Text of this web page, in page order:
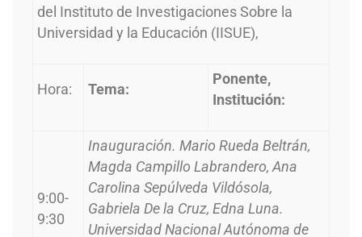
del Instituto de Investigaciones Sobre la
Universidad y la Educación (IISUE),
Hora: Tema:
Ponente,
Institución:
9:00-
9:30
Inauguración. Mario Rueda Beltrán,
Magda Campillo Labrandero, Ana
Carolina Sepúlveda Vildósola,
Gabriela De la Cruz, Edna Luna.
Universidad Nacional Autónoma de